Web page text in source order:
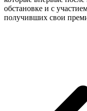
обстановке и с
получивших свои